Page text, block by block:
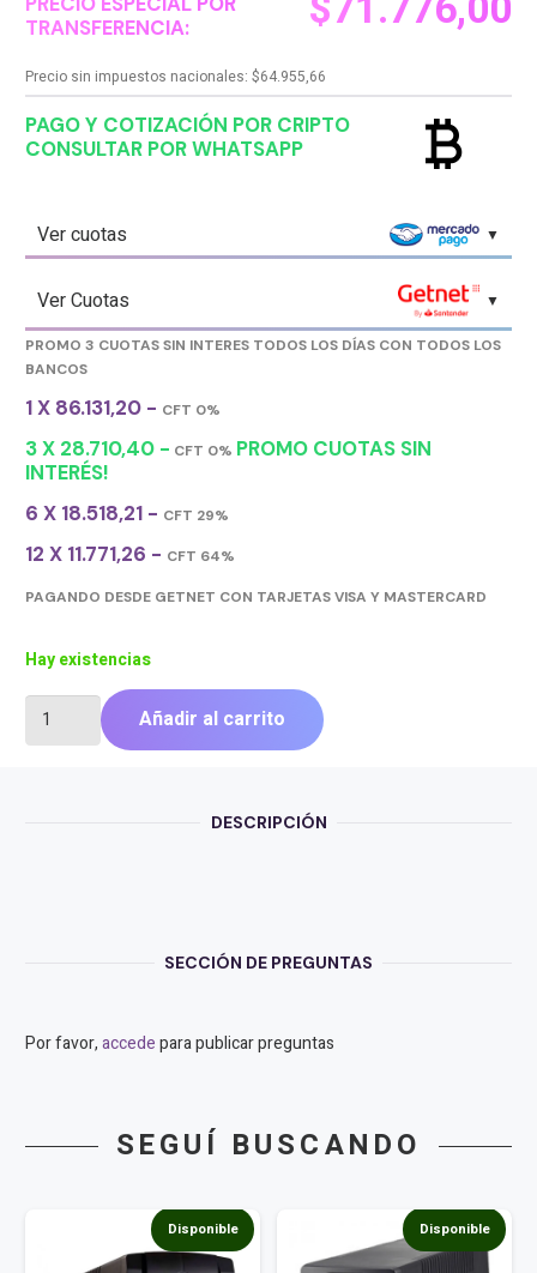
TRANSFERENCIA:
Precio sin impuestos nacionales: $64.955,66
PAGO Y COTIZACIÓN POR CRIPTO
CONSULTAR POR WHATSAPP
currency_bitcoin
Ver cuotas
Ver Cuotas
PROMO 3 CUOTAS SIN INTERES TODOS LOS DÍAS CON TODOS LOS
BANCOS
1 X 86.131,20 - CFT 0%
3 X 28.710,40 - CFT 0% PROMO CUOTAS SIN
INTERÉS!
6 X 18.518,21 - CFT 29%
12 X 11.771,26 - CFT 64%
PAGANDO DESDE GETNET CON TARJETAS VISA Y MASTERCARD
Hay existencias
UPS
850VA
Añadir al carrito
DESCRIPCIÓN
SECCIÓN DE PREGUNTAS
Por favor,accedepara publicar preguntas
SEGUÍ BUSCANDO
Disponible Disponible